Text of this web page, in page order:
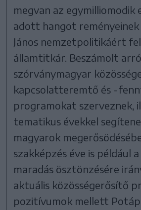
megvan az egymilliomodik
adott hangot
János nemzetpolitikáért
államtitkár. Beszámolt
szórványmagyar
kapcsolatteremtő és -
programokat szerveznek,
tematikus évekkel
magyarok
szakképzés éve is például
maradás ösztönzésére
aktuális közösségerősítő
pozitívumok mellett